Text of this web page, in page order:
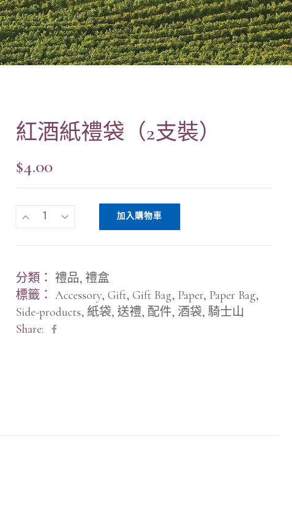
紅酒紙禮袋（2支裝）
$4.00
加入購物車
分類： 禮品, 禮盒
標籤： Accessory, Gift, Gift Bag, Paper, Paper Bag,
Side-products, 紙袋, 送禮, 配件, 酒袋, 騎士山
Share: